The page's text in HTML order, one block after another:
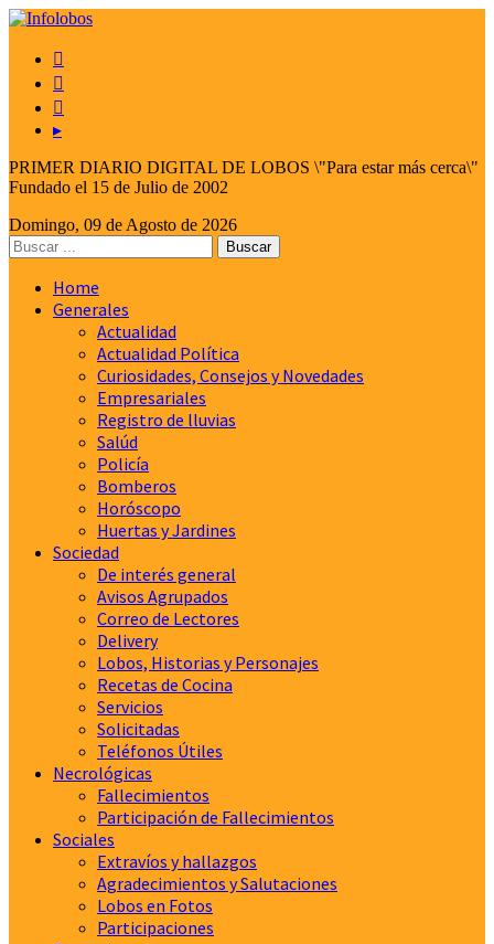



▸
PRIMER DIARIO DIGITAL DE LOBOS \"Para estar más cerca\"
Fundado el 15 de Julio de 2002
Domingo, 09 de Agosto de 2026
Home
Generales
Actualidad
Actualidad Política
Curiosidades, Consejos y Novedades
Empresariales
Registro de lluvias
Salúd
Policía
Bomberos
Horóscopo
Huertas y Jardines
Sociedad
De interés general
Avisos Agrupados
Correo de Lectores
Delivery
Lobos, Historias y Personajes
Recetas de Cocina
Servicios
Solicitadas
Teléfonos Útiles
Necrológicas
Fallecimientos
Participación de Fallecimientos
Sociales
Extravíos y hallazgos
Agradecimientos y Salutaciones
Lobos en Fotos
Participaciones